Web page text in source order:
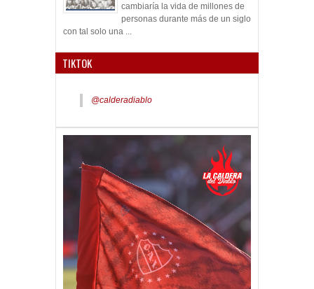
cambiaría la vida de millones de
personas durante más de un siglo
con tal solo una ...
TIKTOK
@calderadiablo